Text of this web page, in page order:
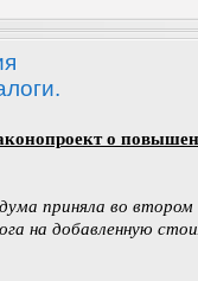
о
приняла во втором
на добавленную